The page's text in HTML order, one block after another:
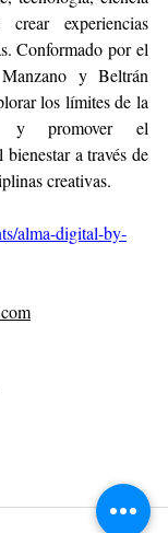
experiencias
Conformado por el
y Beltrán
los límites de la
y promover el
a través de
creativas.
alma-digital-by-